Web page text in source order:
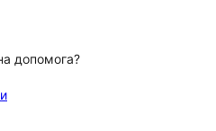
допомога?